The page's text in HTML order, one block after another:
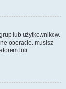
lub użytkowników.
operacje, musisz
lub